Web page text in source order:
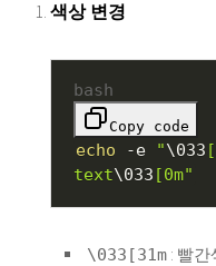
색상 변경
bash
Copy code
echo -e "\033
text\033 [0m"
\033[31m : 빨간